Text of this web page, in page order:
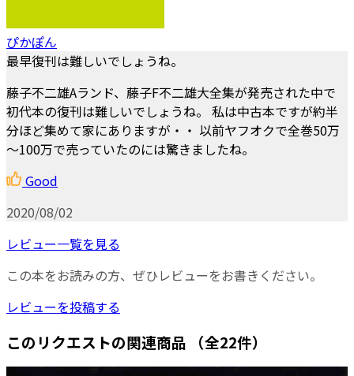
ぴかぽん
最早復刊は難しいでしょうね。
藤子不二雄Aランド、藤子F不二雄大全集が発売された中で
初代本の復刊は難しいでしょうね。 私は中古本ですが約半
分ほど集めて家にありますが・・ 以前ヤフオクで全巻50万
～100万で売っていたのには驚きましたね。
Good
2020/08/02
レビュー一覧を見る
この本をお読みの方、ぜひレビューをお書きください。
レビューを投稿する
このリクエストの関連商品 （全22件）